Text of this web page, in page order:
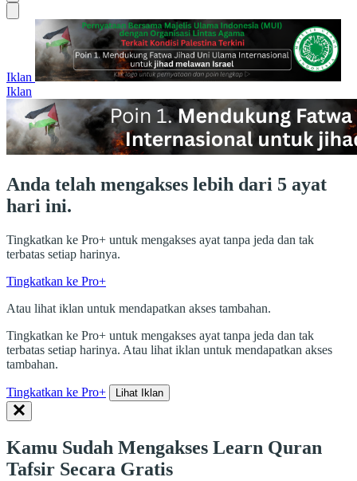
Iklan
Iklan
Anda telah mengakses lebih dari 5 ayat
hari ini.
Tingkatkan ke Pro+ untuk mengakses ayat tanpa jeda dan tak
terbatas setiap harinya.
Tingkatkan ke Pro+
Atau lihat iklan untuk mendapatkan akses tambahan.
Tingkatkan ke Pro+ untuk mengakses ayat tanpa jeda dan tak
terbatas setiap harinya. Atau lihat iklan untuk mendapatkan akses
tambahan.
Tingkatkan ke Pro+ Lihat Iklan
Kamu Sudah Mengakses Learn Quran
Tafsir Secara Gratis